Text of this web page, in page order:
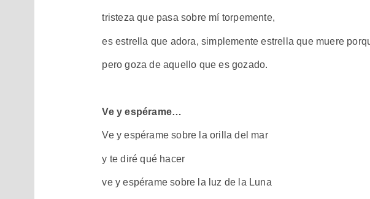
tristeza que pasa sobre mí torpemente,
es estrella que adora, simplemente estrella que muere
pero goza de aquello que es gozado.
Ve y espérame…
Ve y espérame sobre la orilla del mar
y te diré qué hacer
ve y espérame sobre la luz de la Luna